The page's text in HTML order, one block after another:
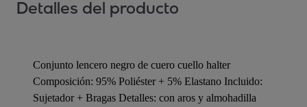
Detalles del producto
Conjunto lencero negro de cuero cuello halter
Composición: 95% Poliéster + 5% Elastano Incluido:
Sujetador + Bragas Detalles: con aros y almohadilla